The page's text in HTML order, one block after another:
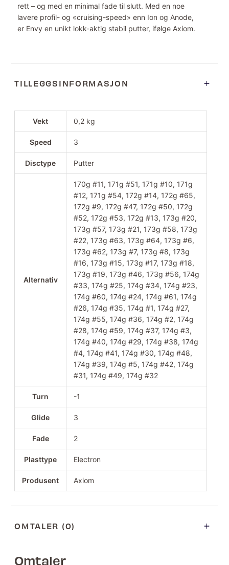
rett – og med en minimal fade til slutt. Med en noe
lavere profil- og «cruising-speed» enn Ion og Anode,
er Envy en unikt lokk-aktig stabil putter, ifølge Axiom.
TILLEGGSINFORMASJON
Vekt 0,2 kg
Speed 3
Disctype Putter
Alternativ
170g #11, 171g #51, 171g #10, 171g
#12, 171g #54, 172g #14, 172g #65,
172g #9, 172g #47, 172g #50, 172g
#52, 172g #53, 172g #13, 173g #20,
173g #57, 173g #21, 173g #58, 173g
#22, 173g #63, 173g #64, 173g #6,
173g #62, 173g #7, 173g #8, 173g
#16, 173g #15, 173g #17, 173g #18,
173g #19, 173g #46, 173g #56, 174g
#33, 174g #25, 174g #34, 174g #23,
174g #60, 174g #24, 174g #61, 174g
#26, 174g #35, 174g #1, 174g #27,
174g #55, 174g #36, 174g #2, 174g
#28, 174g #59, 174g #37, 174g #3,
174g #40, 174g #29, 174g #38, 174g
#4, 174g #41, 174g #30, 174g #48,
174g #39, 174g #5, 174g #42, 174g
#31, 174g #49, 174g #32
Turn -1
Glide 3
Fade 2
Plasttype Electron
Produsent Axiom
OMTALER (0)
Omtaler